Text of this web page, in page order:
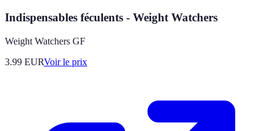
Indispensables féculents - Weight Watchers
Weight Watchers GF
3.99 EURVoir le prix